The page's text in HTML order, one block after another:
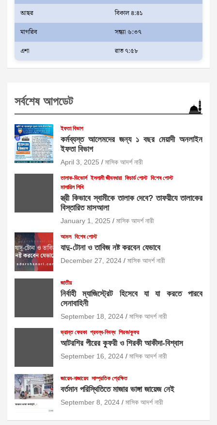
আছর
বিকাল ৪:৪১
মাগরিব
সন্ধ্যা ৬:৩৭
এশা
রাত ৭:৫৮
সর্বশেষ আপডেট
ইফতা বিভাগ
কর্মব্যস্ত আলেমদের জন্য ১ বছর মেয়াদী অনলাইন
ইফতা বিভাগ
April 3, 2025 মাসিক আদর্শ নারী
তালাক-ডিভোর্স ইসলামী জীবনধারা ফিচার্ড পোস্ট বিশেষ পোস্ট
মাসায়িল শিখি
স্ত্রী কিভাবে স্বামীকে তালাক দেবে? তাফয়ীযে তালাকের
বিস্তারিত মাসআলা
January 1, 2025 মাসিক আদর্শ নারী
আমল বিশেষ পোস্ট
যাদু-টোনা ও তাবিজ নষ্ট করবেন যেভাবে
December 27, 2024 মাসিক আদর্শ নারী
জাতীয়
নির্বাহী ম্যাজিস্ট্রেট হিসেবে যা যা করতে পারবে
সেনাবাহিনী
September 18, 2024 মাসিক আদর্শ নারী
ভ্রান্ত ফেরকা প্রবন্ধ-নিবন্ধ শিরক/কুফর
আটরশির পীরের কুফরী ও শিরকী আকীদা-বিশ্বাস
September 16, 2024 মাসিক আদর্শ নারী
জায়েয-নাজায়েয সাম্প্রতিক প্রেক্ষিত
বর্তমান পরিস্থিতিতে মাজার ভাঙ্গা জায়েজ নেই
September 8, 2024 মাসিক আদর্শ নারী